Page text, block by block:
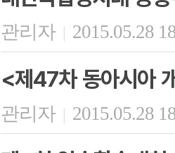
관리자 | 2015.05.28
<제47차 동아시아
관리자 | 2015.05.28